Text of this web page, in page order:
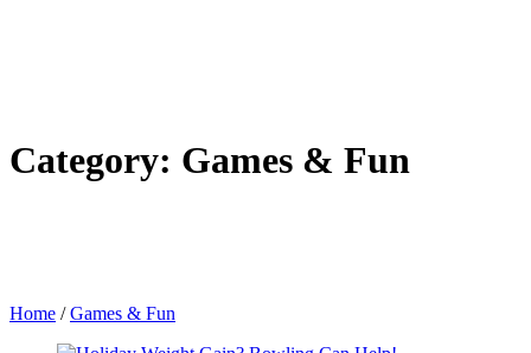
Category: Games & Fun
Home /Games & Fun